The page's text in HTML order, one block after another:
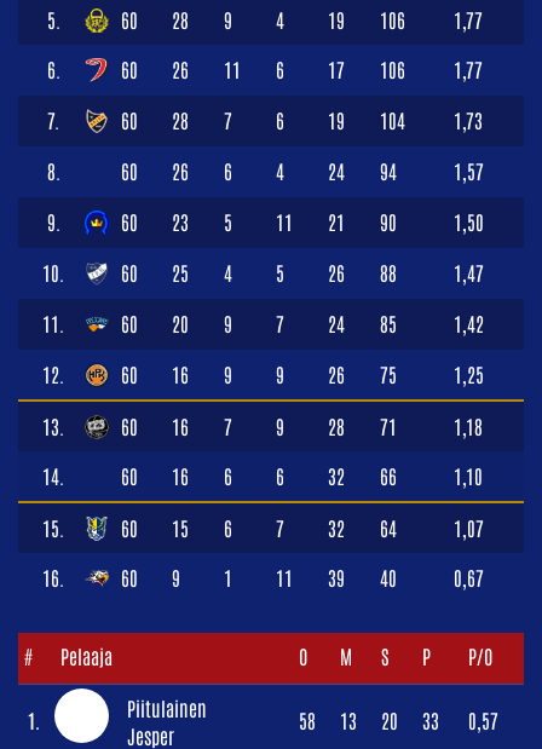
5. 60 28 9 4 19 106 1,77
6. 60 26 11 6 17 106 1,77
7. 60 28 7 6 19 104 1,73
8. 60 26 6 4 24 94 1,57
9. 60 23 5 11 21 90 1,50
10. 60 25 4 5 26 88 1,47
11. 60 20 9 7 24 85 1,42
12. 60 16 9 9 26 75 1,25
13. 60 16 7 9 28 71 1,18
14. 60 16 6 6 32 66 1,10
15. 60 15 6 7 32 64 1,07
16. 60 9 1 11 39 40 0,67
# Pelaaja O M S P P/O
1.
Piitulainen
Jesper
58 13 20 33 0,57